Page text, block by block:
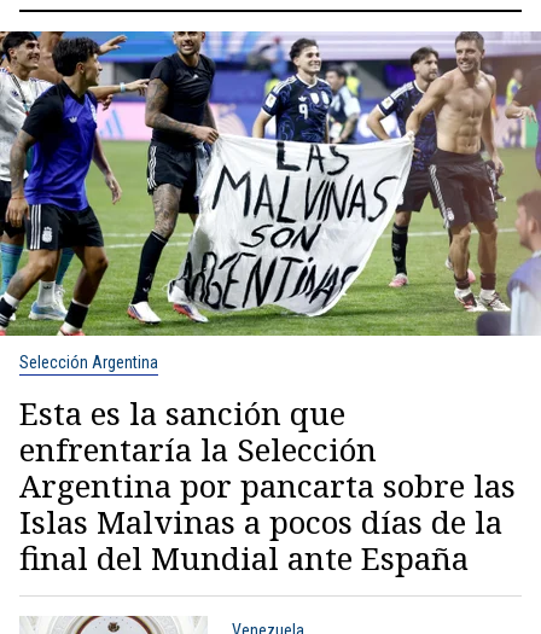
Selección Argentina
Esta es la sanción que
enfrentaría la Selección
Argentina por pancarta sobre las
Islas Malvinas a pocos días de la
final del Mundial ante España
Venezuela